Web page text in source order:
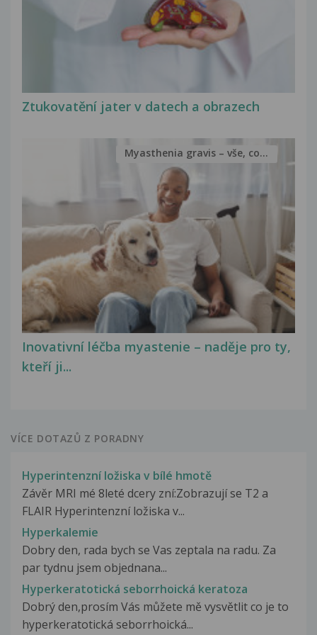
Ztukovatění jater v datech a obrazech
Inovativní léčba myastenie – naděje pro ty,
kteří ji...
Myasthenia gravis – vše, co...
VÍCE DOTAZŮ Z PORADNY
Hyperintenzní ložiska v bílé hmotě
Závěr MRI mé 8leté dcery zní:Zobrazují se T2 a
FLAIR Hyperintenzní ložiska v...
Hyperkalemie
Dobry den, rada bych se Vas zeptala na radu. Za
par tydnu jsem objednana...
Hyperkeratotická seborrhoická keratoza
Dobrý den,prosím Vás můžete mě vysvětlit co je to
hyperkeratotická seborrhoická...